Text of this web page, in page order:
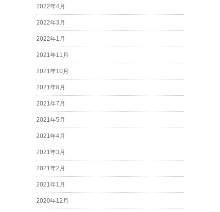
2022年4月
2022年3月
2022年1月
2021年11月
2021年10月
2021年8月
2021年7月
2021年5月
2021年4月
2021年3月
2021年2月
2021年1月
2020年12月